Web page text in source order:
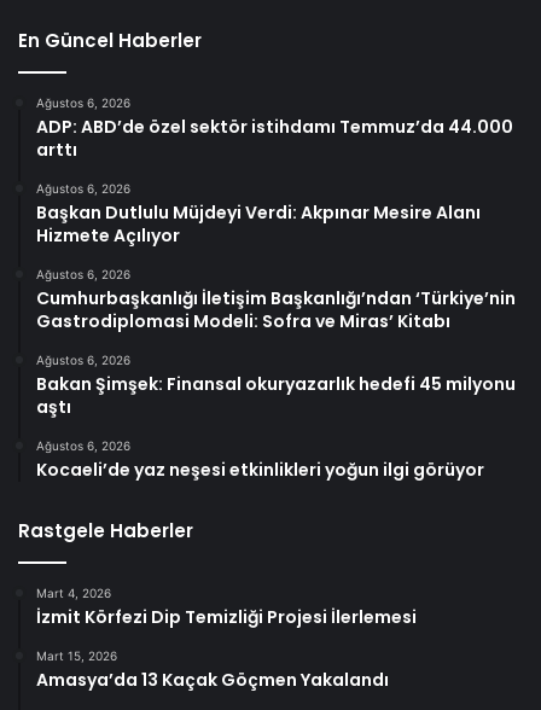
En Güncel Haberler
Ağustos 6, 2026
ADP: ABD’de özel sektör istihdamı Temmuz’da 44.000
arttı
Ağustos 6, 2026
Başkan Dutlulu Müjdeyi Verdi: Akpınar Mesire Alanı
Hizmete Açılıyor
Ağustos 6, 2026
Cumhurbaşkanlığı İletişim Başkanlığı’ndan ‘Türkiye’nin
Gastrodiplomasi Modeli: Sofra ve Miras’ Kitabı
Ağustos 6, 2026
Bakan Şimşek: Finansal okuryazarlık hedefi 45 milyonu
aştı
Ağustos 6, 2026
Kocaeli’de yaz neşesi etkinlikleri yoğun ilgi görüyor
Rastgele Haberler
Mart 4, 2026
İzmit Körfezi Dip Temizliği Projesi İlerlemesi
Mart 15, 2026
Amasya’da 13 Kaçak Göçmen Yakalandı